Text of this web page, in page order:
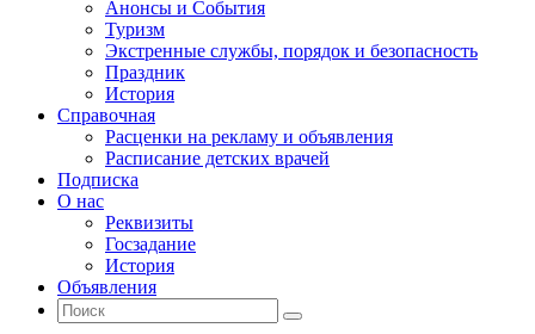
Анонсы и События
Туризм
Экстренные службы, порядок и безопасность
Праздник
История
Справочная
Расценки на рекламу и объявления
Расписание детских врачей
Подписка
О нас
Реквизиты
Госзадание
История
Объявления
Поиск
Искать:
Поиск